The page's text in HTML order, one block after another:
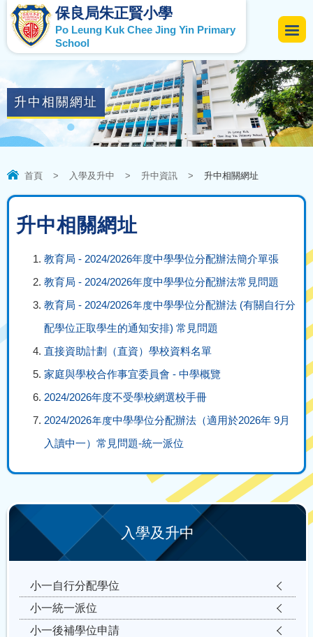
保良局朱正賢小學
Po Leung Kuk Chee Jing Yin Primary
School
升中相關網址
首頁 > 入學及升中 > 升中資訊 > 升中相關網址
升中相關網址
教育局 - 2024/2026年度中學學位分配辦法簡介單張
教育局 - 2024/2026年度中學學位分配辦法常見問題
教育局 - 2024/2026年度中學學位分配辦法 (有關自行分
配學位正取學生的通知安排) 常見問題
直接資助計劃（直資）學校資料名單
家庭與學校合作事宜委員會 - 中學概覽
2024/2026年度不受學校網選校手冊
2024/2026年度中學學位分配辦法（適用於2026年 9月
入讀中一）常見問題-統一派位
入學及升中
小一自行分配學位
小一統一派位
小一後補學位申請